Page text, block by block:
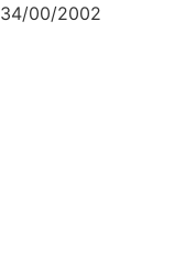
34/00/2002